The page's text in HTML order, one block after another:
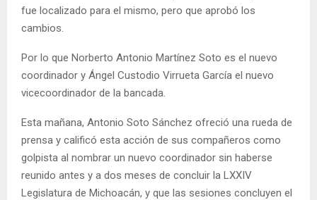
fue localizado para el mismo, pero que aprobó los
cambios.
Por lo que Norberto Antonio Martínez Soto es el nuevo
coordinador y Ángel Custodio Virrueta García el nuevo
vicecoordinador de la bancada.
Esta mañana, Antonio Soto Sánchez ofreció una rueda de
prensa y calificó esta acción de sus compañeros como
golpista al nombrar un nuevo coordinador sin haberse
reunido antes y a dos meses de concluir la LXXIV
Legislatura de Michoacán, y que las sesiones concluyen el